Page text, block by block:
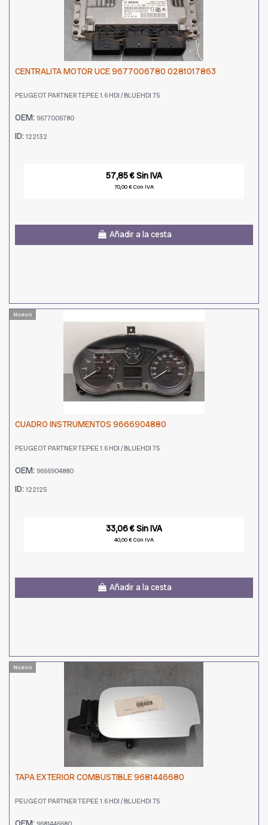
CENTRALITA MOTOR UCE 9677006780 0281017863
PEUGEOT PARTNER TEPEE 1.6 HDI / BLUEHDI 75
OEM: 9677006780
ID: 122132
57,85 € Sin IVA
70,00 € Con IVA
Añadir a la cesta
Nuevo
CUADRO INSTRUMENTOS 9666904880
PEUGEOT PARTNER TEPEE 1.6 HDI / BLUEHDI 75
OEM: 9666904880
ID: 122125
33,06 € Sin IVA
40,00 € Con IVA
Añadir a la cesta
Nuevo
TAPA EXTERIOR COMBUSTIBLE 9681446680
PEUGEOT PARTNER TEPEE 1.6 HDI / BLUEHDI 75